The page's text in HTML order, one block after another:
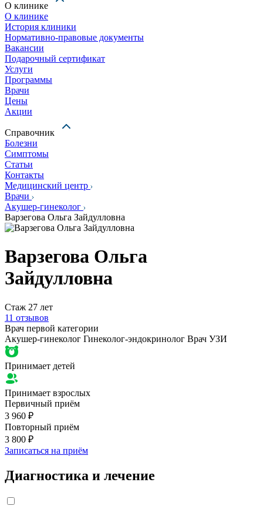
О клинике
О клинике
История клиники
Нормативно-правовые документы
Вакансии
Подарочный сертификат
Услуги
Программы
Врачи
Цены
Акции
Справочник
Болезни
Симптомы
Статьи
Контакты
Медицинский центр
Врачи
Акушер-гинеколог
Варзегова Ольга Зайдулловна
Варзегова Ольга
Зайдулловна
Стаж 27 лет
11 отзывов
Врач первой категории
Акушер-гинеколог Гинеколог-эндокринолог Врач УЗИ
Принимает детей
Принимает взрослых
Первичный приём
3 960 ₽
Повторный приём
3 800 ₽
Записаться на приём
Диагностика и лечение